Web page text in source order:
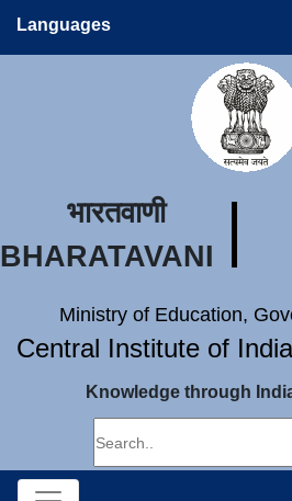
Languages
भारतवाणी
BHARATAVANI
Ministry of Education,
Central Institute of
Knowledge through